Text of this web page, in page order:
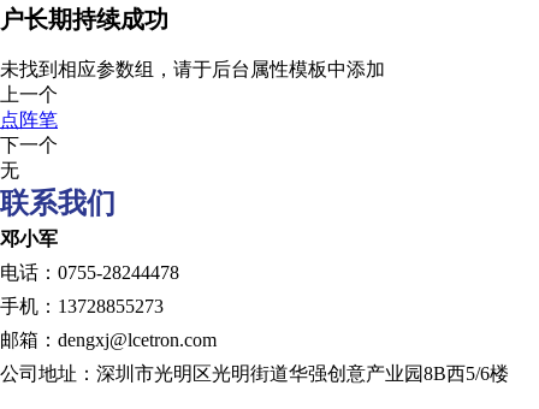
户长期持续成功
未找到相应参数组，请于后台属性模板中添加
上一个
点阵笔
下一个
无
联系我们
邓小军
电话：0755-28244478
手机：13728855273
邮箱：dengxj@lcetron.com
公司地址：深圳市光明区光明街道华强创意产业园8B西5/6楼